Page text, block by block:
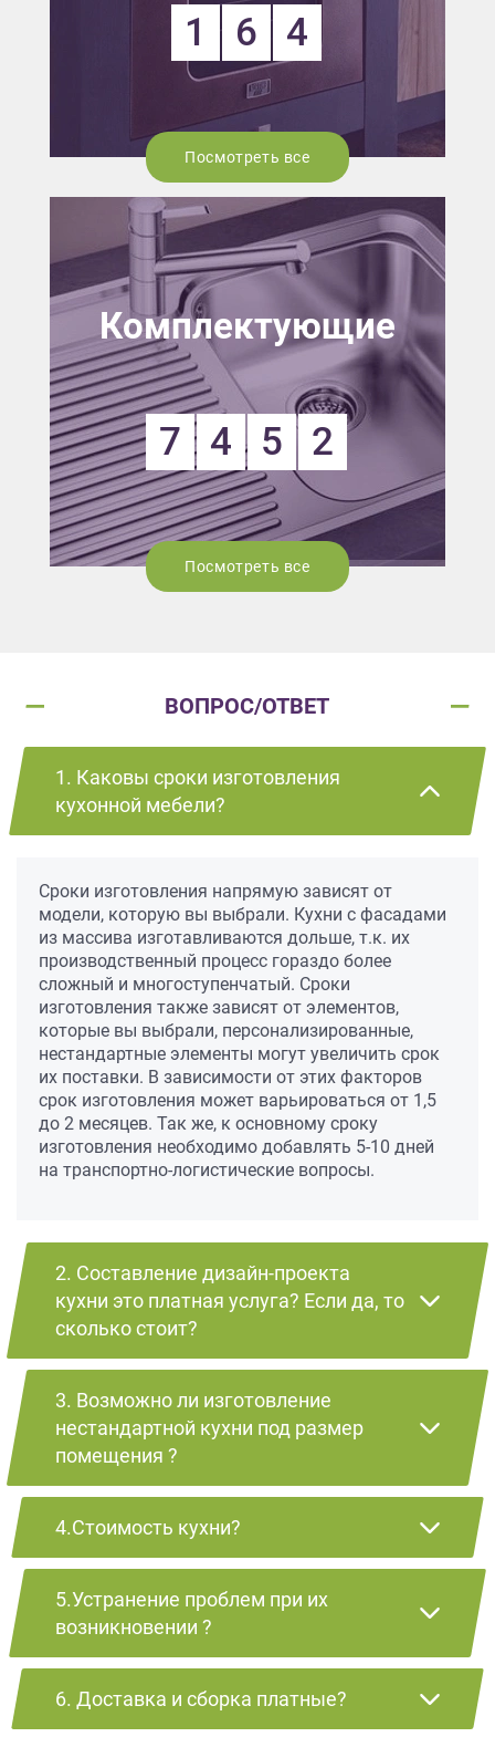
1 6 4
Посмотреть все
Комплектующие
7 4 5 2
Посмотреть все
ВОПРОС/ОТВЕТ
1. Каковы сроки изготовления
кухонной мебели?
Сроки изготовления напрямую зависят от
модели, которую вы выбрали. Кухни с фасадами
из массива изготавливаются дольше, т.к. их
производственный процесс гораздо более
сложный и многоступенчатый. Сроки
изготовления также зависят от элементов,
которые вы выбрали, персонализированные,
нестандартные элементы могут увеличить срок
их поставки. В зависимости от этих факторов
срок изготовления может варьироваться от 1,5
до 2 месяцев. Так же, к основному сроку
изготовления необходимо добавлять 5-10 дней
на транспортно-логистические вопросы.
2. Составление дизайн-проекта
кухни это платная услуга? Если да, то
сколько стоит?
3. Возможно ли изготовление
нестандартной кухни под размер
помещения ?
4.Стоимость кухни?
5.Устранение проблем при их
возникновении ?
6. Доставка и сборка платные?